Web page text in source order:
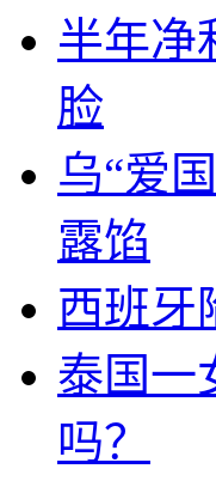
半年净
脸
乌“爱
露馅
西班牙
泰国一
吗？